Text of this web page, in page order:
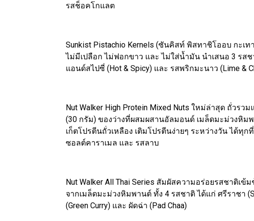
รสช็อคโกแลต
Sunkist Pistachio Kernels (ซันคิสท์ พิสทาชิโออบ กะ
ไม่มีเปลือก ไม่ฟอกขาว และ ไม่ใส่น้ำมัน นำเสนอ 3 รส
แอนด์สไปซี่ (Hot & Spicy) และ รสพริกมะนาว (Lime &
Nut Walker High Protein Mixed Nuts ใหม่ล่าสุด ถั่วร
(30 กรัม) ของว่างที่ผสมผสานอัลมอนด์ เมล็ดมะม่วงหิ
เก็ตโปรตีนถั่วเหลือง เติมโปรตีนง่ายๆ ระหว่างวัน ได้ทุ
ซอลต์คาราเมล และ รสลาบ
Nut Walker All Thai Series สัมผัสความอร่อยรสชาติเข้
จากเมล็ดมะม่วงหิมพานต์ ทั้ง 4 รสชาติ ได้แก่ ศรีราชา
(Green Curry) และ ผัดฉ่า (Pad Chaa)